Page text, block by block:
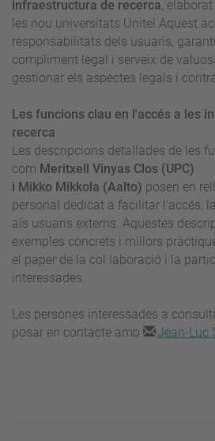
infraestructura de recerca,
les nou universitats Unite! Aquest
responsabilitats dels usuaris,
compliment legal i serveix de
gestionar els aspectes legals i
Les funcions clau en l'accés a les
recerca
Les descripcions detallades de les
com Meritxell Vinyas Clos (UPC)
i Mikko Mikkola (Aalto) posen en
personal dedicat a facilitar l'accés,
als usuaris externs. Aquestes
exemples concrets i millors
el paper de la col·laboració i la
interessades.
Les persones interessades a
posar en contacte amb
Jean-Luc